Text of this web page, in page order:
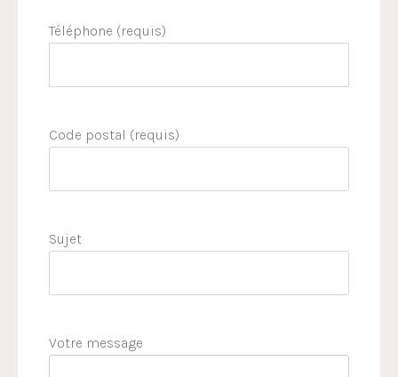
Téléphone (requis)
Code postal (requis)
Sujet
Votre message